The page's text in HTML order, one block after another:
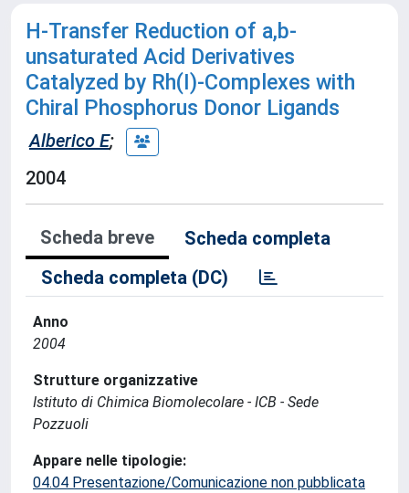
H-Transfer Reduction of a,b-
unsaturated Acid Derivatives
Catalyzed by Rh(I)-Complexes with
Chiral Phosphorus Donor Ligands
Alberico E;
2004
Scheda breve
Scheda completa
Scheda completa (DC)
Anno
2004
Strutture organizzative
Istituto di Chimica Biomolecolare - ICB - Sede
Pozzuoli
Appare nelle tipologie:
04.04 Presentazione/Comunicazione non pubblicata